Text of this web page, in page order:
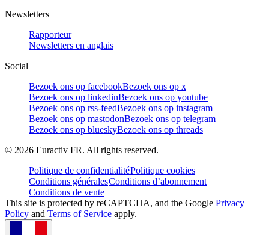
Newsletters
Rapporteur
Newsletters en anglais
Social
Bezoek ons op facebookBezoek ons op x
Bezoek ons op linkedinBezoek ons op youtube
Bezoek ons op rss-feedBezoek ons op instagram
Bezoek ons op mastodonBezoek ons op telegram
Bezoek ons op blueskyBezoek ons op threads
© 2026 Euractiv FR. All rights reserved.
Politique de confidentialitéPolitique cookies
Conditions généralesConditions d’abonnement
Conditions de vente
This site is protected by reCAPTCHA, and the Google Privacy
Policy and Terms of Service apply.